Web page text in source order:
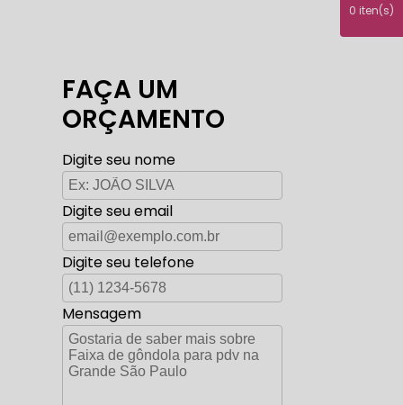
0 iten(s)
FAÇA UM
ORÇAMENTO
Digite seu nome
Digite seu email
Digite seu telefone
Mensagem